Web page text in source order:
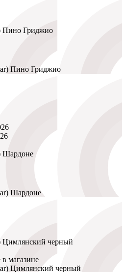
Пино Гриджио
Шардоне
Цимлянский черный
магазине